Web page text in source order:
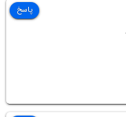
پاسخ